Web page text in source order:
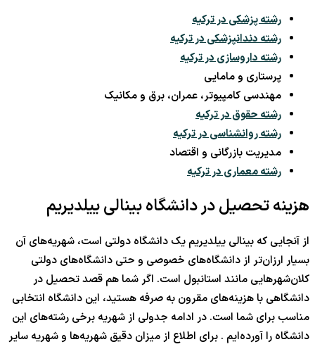
رشته پزشکی در ترکیه
رشته دندانپزشکی در ترکیه
رشته داروسازی در ترکیه
پرستاری و مامایی
مهندسی کامپیوتر، عمران، برق و مکانیک
رشته حقوق در ترکیه
رشته روانشناسی در ترکیه
مدیریت بازرگانی و اقتصاد
رشته معماری در ترکیه
هزینه تحصیل در دانشگاه بینالی ییلدیریم
از آنجایی که بینالی ییلدیریم یک دانشگاه دولتی است، شهریه‌های آن
بسیار ارزان‌تر از دانشگاه‌های خصوصی و حتی دانشگاه‌های دولتی
کلان‌شهرهایی مانند استانبول است. اگر شما هم قصد تحصیل در
دانشگاهی با هزینه‌های مقرون به صرفه هستید، این دانشگاه انتخابی
مناسب برای شما است. در ادامه جدولی از شهریه برخی رشته‌های این
دانشگاه را آورده‌ایم . برای اطلاع از میزان دقیق شهریه‌ها و شهریه سایر